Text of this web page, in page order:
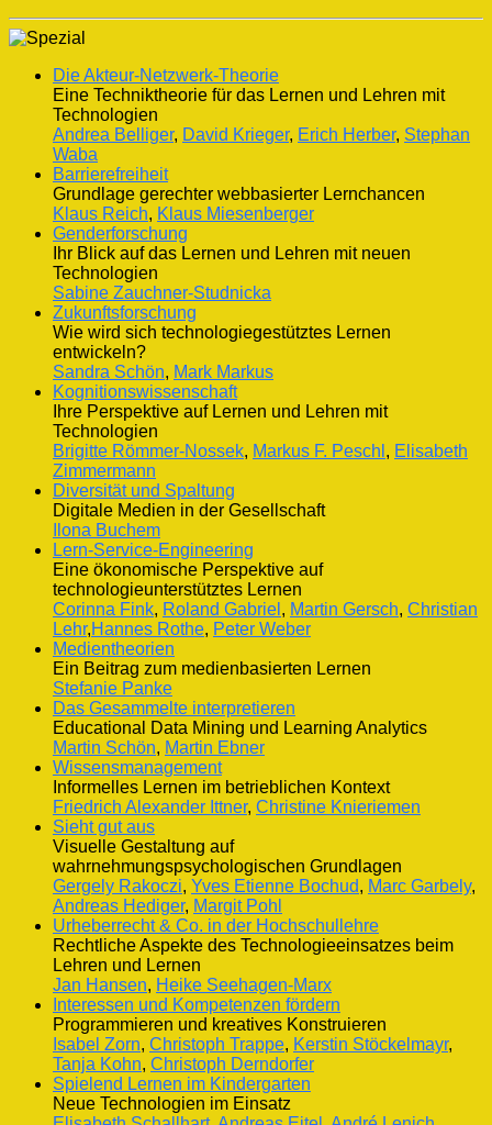
Die Akteur-Netzwerk-Theorie
Eine Techniktheorie für das Lernen und Lehren mit
Technologien
Andrea Belliger, David Krieger, Erich Herber, Stephan
Waba
Barrierefreiheit
Grundlage gerechter webbasierter Lernchancen
Klaus Reich, Klaus Miesenberger
Genderforschung
Ihr Blick auf das Lernen und Lehren mit neuen
Technologien
Sabine Zauchner-Studnicka
Zukunftsforschung
Wie wird sich technologiegestütztes Lernen
entwickeln?
Sandra Schön, Mark Markus
Kognitionswissenschaft
Ihre Perspektive auf Lernen und Lehren mit
Technologien
Brigitte Römmer-Nossek, Markus F. Peschl , Elisabeth
Zimmermann
Diversität und Spaltung
Digitale Medien in der Gesellschaft
Ilona Buchem
Lern-Service-Engineering
Eine ökonomische Perspektive auf
technologieunterstütztes Lernen
Corinna Fink, Roland Gabriel , Martin Gersch, Christian
Lehr,Hannes Rothe, Peter Weber
Medientheorien
Ein Beitrag zum medienbasierten Lernen
Stefanie Panke
Das Gesammelte interpretieren
Educational Data Mining und Learning Analytics
Martin Schön, Martin Ebner
Wissensmanagement
Informelles Lernen im betrieblichen Kontext
Friedrich Alexander Ittner, Christine Knieriemen
Sieht gut aus
Visuelle Gestaltung auf
wahrnehmungspsychologischen Grundlagen
Gergely Rakoczi, Yves Etienne Bochud, Marc Garbely,
Andreas Hediger, Margit Pohl
Urheberrecht & Co. in der Hochschullehre
Rechtliche Aspekte des Technologieeinsatzes beim
Lehren und Lernen
Jan Hansen, Heike Seehagen-Marx
Interessen und Kompetenzen fördern
Programmieren und kreatives Konstruieren
Isabel Zorn, Christoph Trappe, Kerstin Stöckelmayr,
Tanja Kohn, Christoph Derndorfer
Spielend Lernen im Kindergarten
Neue Technologien im Einsatz